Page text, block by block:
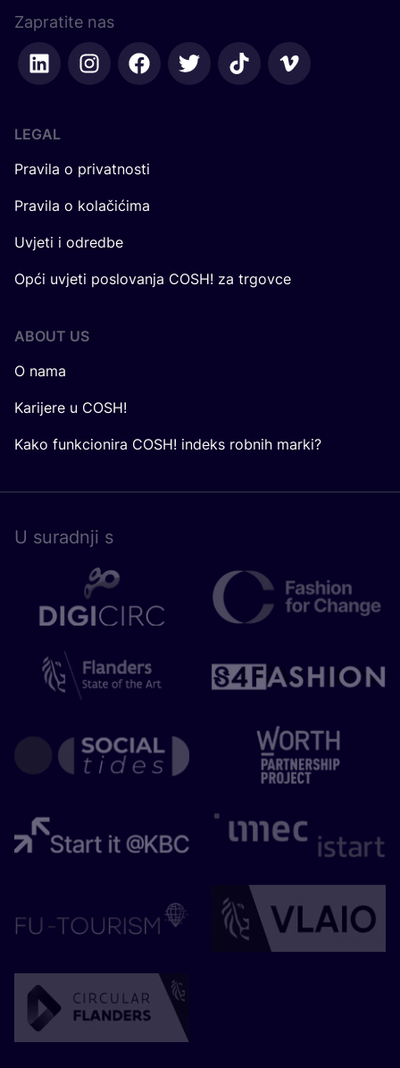
Zapratite nas
LEGAL
Pravila o privatnosti
Pravila o kolačićima
Uvjeti i odredbe
Opći uvjeti poslovanja COSH! za trgovce
ABOUT US
O nama
Karijere u COSH!
Kako funkcionira COSH! indeks robnih marki?
U surad­nji s